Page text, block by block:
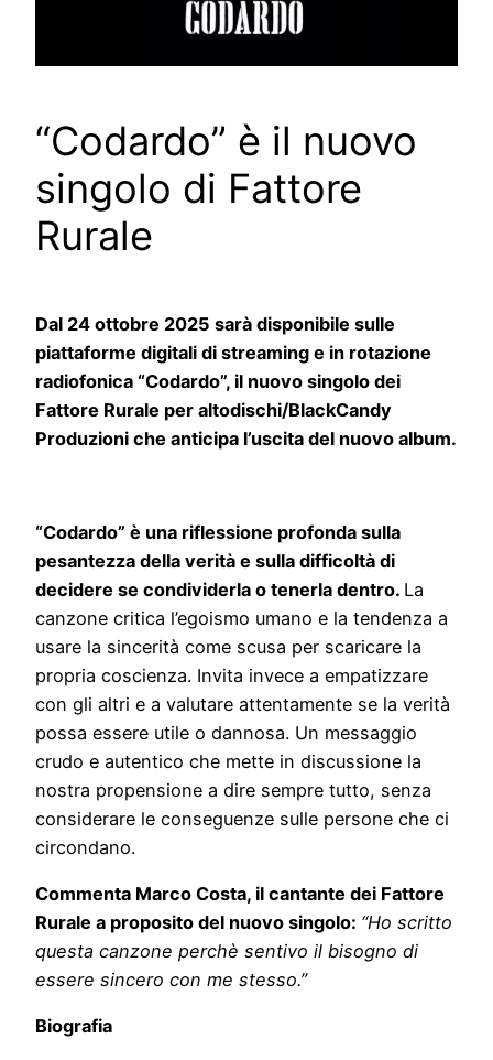
“Codardo” è il nuovo
singolo di Fattore
Rurale
Dal 24 ottobre 2025 sarà disponibile sulle
piattaforme digitali di streaming e in rotazione
radiofonica “Codardo”, il nuovo singolo dei
Fattore Rurale per altodischi/BlackCandy
Produzioni che anticipa l’uscita del nuovo album.
“Codardo” è una riflessione profonda sulla
pesantezza della verità e sulla difficoltà di
decidere se condividerla o tenerla dentro. La
canzone critica l’egoismo umano e la tendenza a
usare la sincerità come scusa per scaricare la
propria coscienza. Invita invece a empatizzare
con gli altri e a valutare attentamente se la verità
possa essere utile o dannosa. Un messaggio
crudo e autentico che mette in discussione la
nostra propensione a dire sempre tutto, senza
considerare le conseguenze sulle persone che ci
circondano.
Commenta Marco Costa, il cantante dei Fattore
Rurale a proposito del nuovo singolo: “Ho scritto
questa canzone perchè sentivo il bisogno di
essere sincero con me stesso.”
Biografia